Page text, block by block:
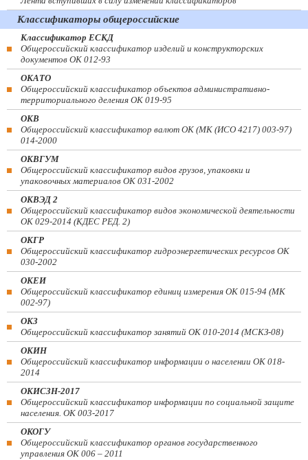
Классификаторы общероссийские
Классификатор ЕСКД
Общероссийский классификатор изделий и конструкторских
документов ОК 012-93
ОКАТО
Общероссийский классификатор объектов административно-
территориального деления ОК 019-95
ОКВ
Общероссийский классификатор валют ОК (МК (ИСО 4217) 003-97)
014-2000
ОКВГУМ
Общероссийский классификатор видов грузов, упаковки и
упаковочных материалов ОК 031-2002
ОКВЭД 2
Общероссийский классификатор видов экономической деятельности
ОК 029-2014 (КДЕС РЕД. 2)
ОКГР
Общероссийский классификатор гидроэнергетических ресурсов ОК
030-2002
ОКЕИ
Общероссийский классификатор единиц измерения ОК 015-94 (МК
002-97)
ОКЗ
Общероссийский классификатор занятий ОК 010-2014 (МСКЗ-08)
ОКИН
Общероссийский классификатор информации о населении ОК 018-
2014
ОКИСЗН-2017
Общероссийский классификатор информации по социальной защите
населения. ОК 003-2017
ОКОГУ
Общероссийский классификатор органов государственного
управления ОК 006 – 2011